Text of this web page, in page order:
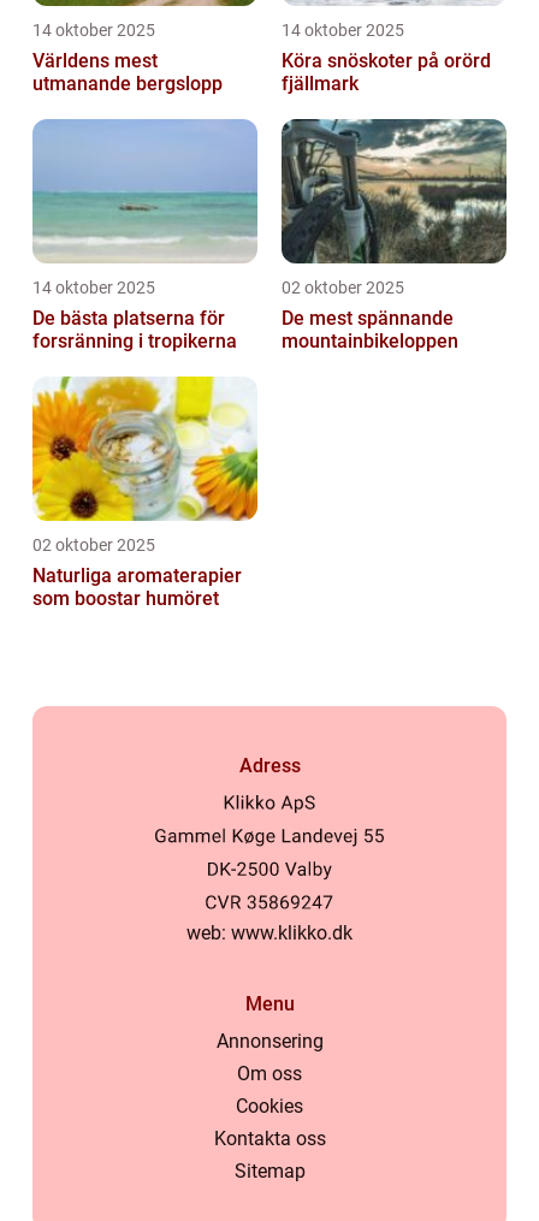
14 oktober 2025
Världens mest
utmanande bergslopp
14 oktober 2025
Köra snöskoter på orörd
fjällmark
14 oktober 2025
De bästa platserna för
forsränning i tropikerna
02 oktober 2025
De mest spännande
mountainbikeloppen
02 oktober 2025
Naturliga aromaterapier
som boostar humöret
Adress
web: www.klikko.dk
Menu
Annonsering
Om oss
Cookies
Kontakta oss
Sitemap